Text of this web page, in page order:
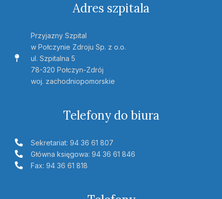
Adres szpitala
Przyjazny Szpital
w Połczynie Zdroju Sp. z o.o.
ul. Szpitalna 5
78-320 Połczyn-Zdrój
woj. zachodniopomorskie
Telefony do biura
Sekretariat: 94 36 61 807
Główna księgowa: 94 36 61 846
Fax: 94 36 61 818